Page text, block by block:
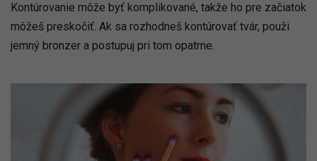
Kontúrovanie môže byť komplikované, takže ho pre začiatok
môžeš preskočiť. Ak sa rozhodneš kontúrovať tvár, použi
jemný bronzer a postupuj pri tom opatrne.